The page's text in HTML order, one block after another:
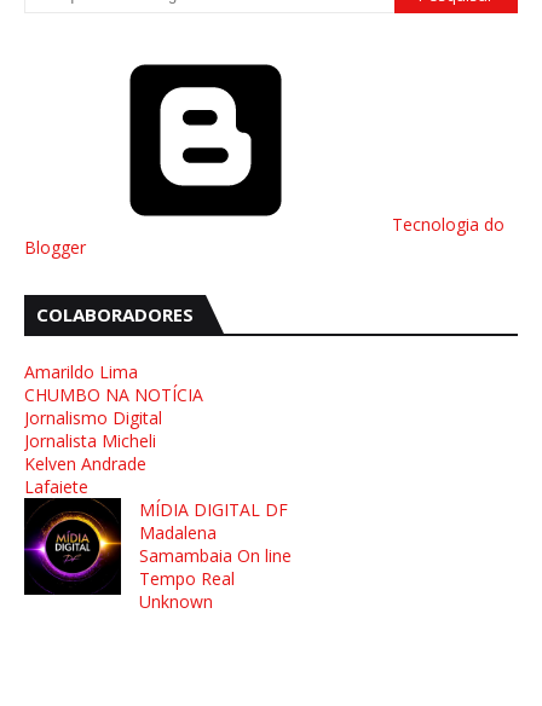
Tecnologia do
Blogger
COLABORADORES
Amarildo Lima
CHUMBO NA NOTÍCIA
Jornalismo Digital
Jornalista Micheli
Kelven Andrade
Lafaiete
MÍDIA DIGITAL DF
Madalena
Samambaia On line
Tempo Real
Unknown